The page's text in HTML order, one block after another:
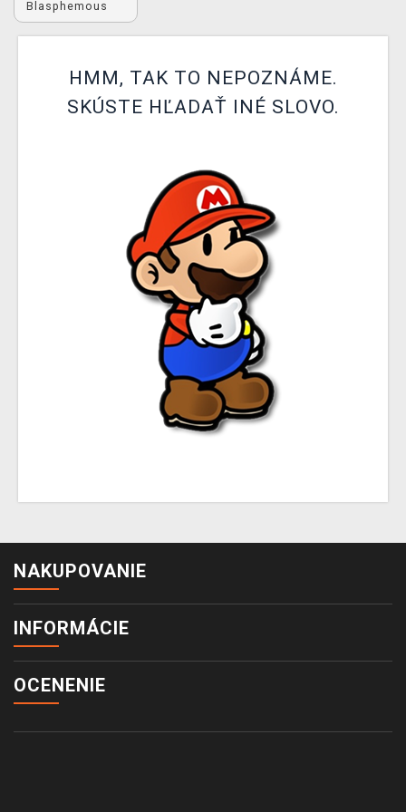
XZONE KLUB
Blasphemous
HMM, TAK TO NEPOZNÁME.
SKÚSTE HĽADAŤ INÉ SLOVO.
NAKUPOVANIE
INFORMÁCIE
OCENENIE